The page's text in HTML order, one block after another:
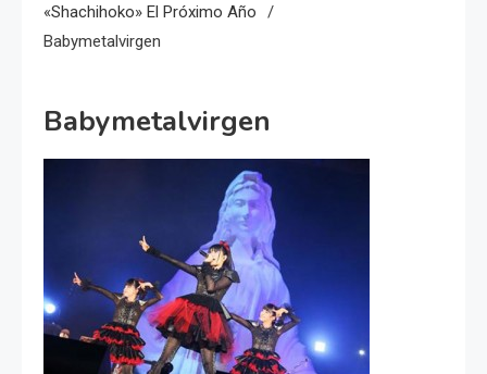
«Shachihoko» El Próximo Año
Babymetalvirgen
Babymetalvirgen